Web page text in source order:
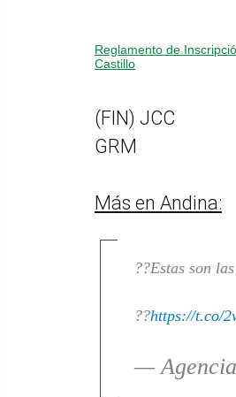
Reglamento de
Castillo
(FIN) JCC
GRM
Más en Andina:
??Estas son
??https://t.co/
—